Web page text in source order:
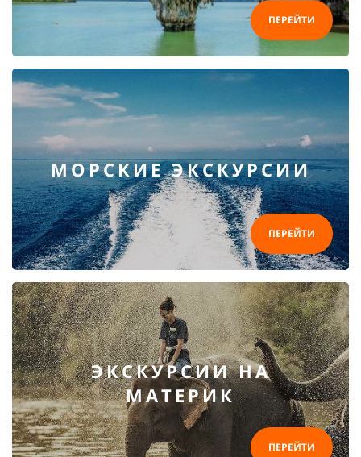
ПЕРЕЙТИ
МОРСКИЕ ЭКСКУРСИИ
ПЕРЕЙТИ
ЭКСКУРСИИ НА
МАТЕРИК
ПЕРЕЙТИ